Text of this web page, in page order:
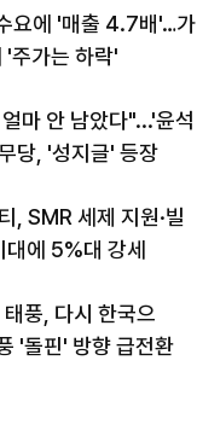
요에 '매출 4.7배'…가
'주가는 하락'
마 안 남았다"...'윤석
당, '성지글' 등장
, SMR 세제 지원·빌
에 5%대 강세
풍, 다시 한국으
'돌핀' 방향 급전환